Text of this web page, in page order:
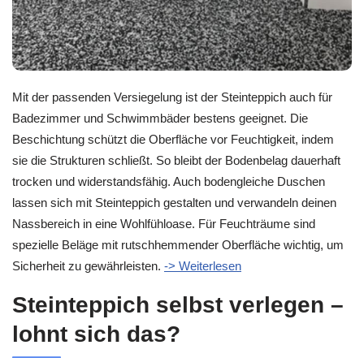
Mit der passenden Versiegelung ist der Steinteppich auch für
Badezimmer und Schwimmbäder bestens geeignet. Die
Beschichtung schützt die Oberfläche vor Feuchtigkeit, indem
sie die Strukturen schließt. So bleibt der Bodenbelag dauerhaft
trocken und widerstandsfähig. Auch bodengleiche Duschen
lassen sich mit Steinteppich gestalten und verwandeln deinen
Nassbereich in eine Wohlfühloase. Für Feuchträume sind
spezielle Beläge mit rutschhemmender Oberfläche wichtig, um
Sicherheit zu gewährleisten. -> Weiterlesen
Steinteppich selbst verlegen –
lohnt sich das?